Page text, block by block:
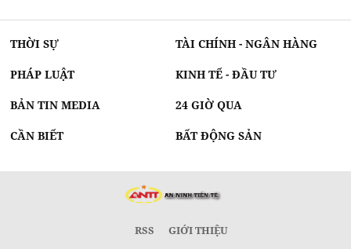
THỜI SỰ TÀI CHÍNH - NGÂN HÀNG
PHÁP LUẬT KINH TẾ - ĐẦU TƯ
BẢN TIN MEDIA 24 GIỜ QUA
CẦN BIẾT BẤT ĐỘNG SẢN
RSS GIỚI THIỆU